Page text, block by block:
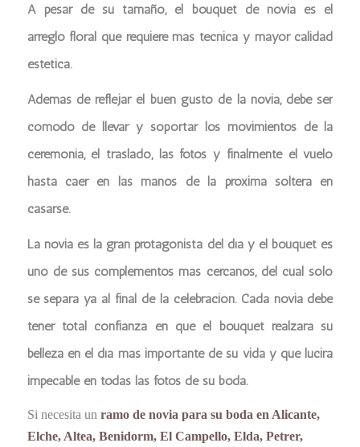
A pesar de su tamaño, el bouquet de novia es el
arreglo floral que requiere más técnica y mayor calidad
estética.
Además de reflejar el buen gusto de la novia, debe ser
cómodo de llevar y soportar los movimientos de la
ceremonia, el traslado, las fotos y finalmente el vuelo
hasta caer en las manos de la próxima soltera en
casarse.
La novia es la gran protagonista del día y el bouquet es
uno de sus complementos más cercanos, del cual sólo
se separa ya al final de la celebración. Cada novia debe
tener total confianza en que el bouquet realzará su
belleza en el día más importante de su vida y que lucirá
impecable en todas las fotos de su boda.
Si necesita un ramo de novia para su boda en Alicante,
Elche, Altea, Benidorm, El Campello, Elda, Petrer,